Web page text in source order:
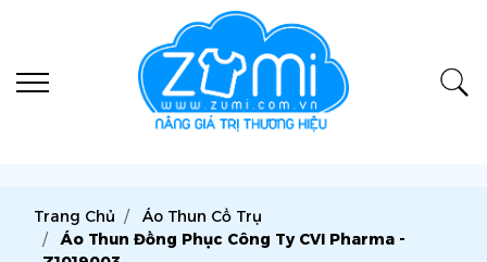
Trang Chủ
Áo Thun Cổ Trụ
Áo Thun Đồng Phục Công Ty CVI Pharma -